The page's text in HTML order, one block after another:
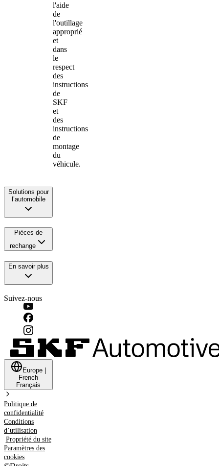
l'aide
de
l'outillage
approprié
et
dans
le
respect
des
instructions
de
SKF
et
des
instructions
de
montage
du
véhicule.
Solutions pour
l’automobile
Pièces de
rechange
En savoir plus
Suivez-nous
Europe
French
Français
Politique de
confidentialité
Conditions
d’utilisation
Propriété du site
Paramètres des
cookies